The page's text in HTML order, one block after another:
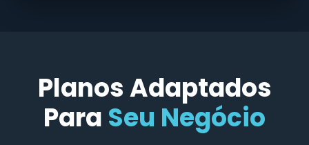
Planos Adaptados
Para Seu Negócio